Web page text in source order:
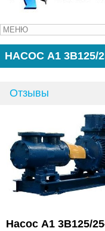
НАСОС А1 3В125/
Отзывы
Насос А1 3В125/